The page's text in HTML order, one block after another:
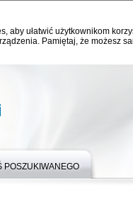
aby ułatwić użytkownikom
Pamiętaj, że możesz
POSZUKIWANEGO